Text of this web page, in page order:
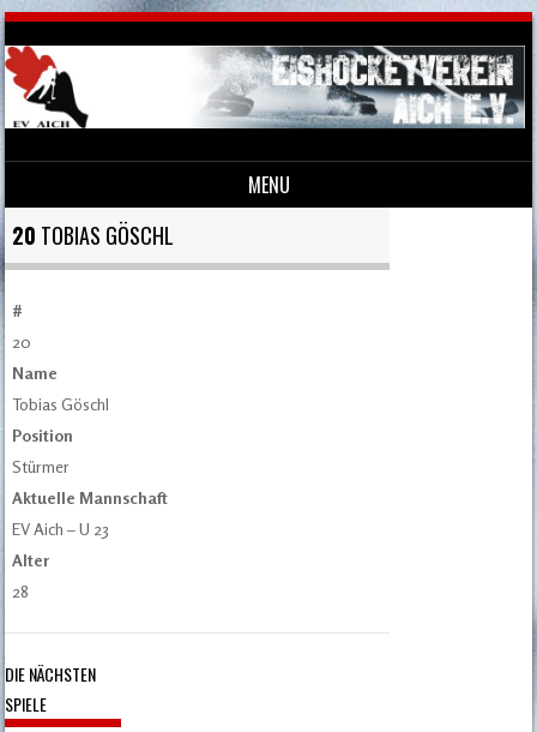
MENU
Skip to content
20 TOBIAS GÖSCHL
#
20
Name
Tobias Göschl
Position
Stürmer
Aktuelle Mannschaft
EV Aich – U 23
Alter
28
DIE NÄCHSTEN
SPIELE